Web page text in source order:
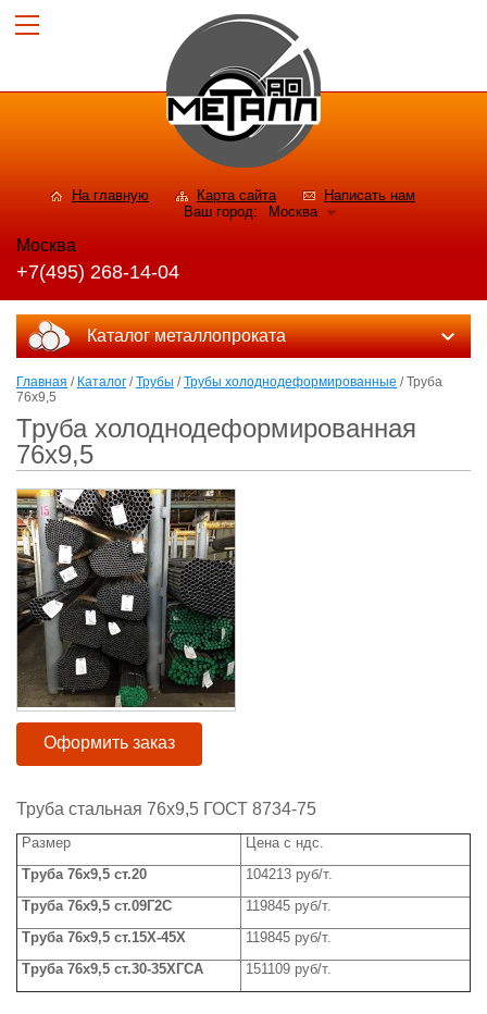
На главную Карта сайта
Написать нам
Ваш город:
Москва
Москва
+7(495) 268-14-04
Каталог металлопроката
Главная / Каталог /Трубы /Трубы холоднодеформированные / Труба
76x9,5
Труба холоднодеформированная
76x9,5
Оформить заказ
Труба стальная 76x9,5 ГОСТ 8734-75
Размер
Цена с ндс.
Труба 76x9,5 ст.20
104213 руб/т.
Труба 76x9,5 ст.09Г2С
119845 руб/т.
Труба 76x9,5 ст.15Х-45Х
119845 руб/т.
Труба 76x9,5 ст.30-35ХГСА 151109 руб/т.